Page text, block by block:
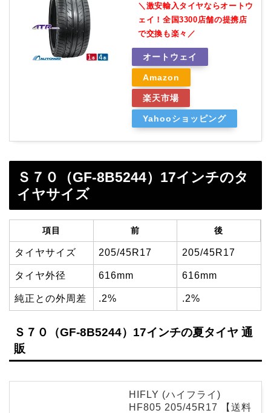
＼激安輸入タイヤならオートウ
ェイ！全国3300店舗の提携店
で交換も楽々／
オートウェイ
Amazon
楽天市場
Yahooショッピング
Ｓ７０（GF-8B5244）17インチのタ
イヤサイズ
項目 前 後
タイヤサイズ 205/45R17 205/45R17
タイヤ外径 616mm 616mm
純正との外周差 .2% .2%
Ｓ７０（GF-8B5244）17インチの夏タイヤ 通
販
HIFLY (ハイフライ)
HF805 205/45R17 【送料